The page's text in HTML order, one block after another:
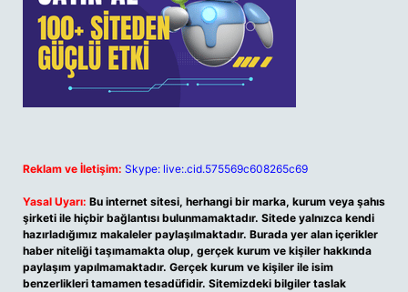
Reklam ve İletişim: Skype: live:.cid.575569c608265c69
Yasal Uyarı: Bu internet sitesi, herhangi bir marka, kurum veya şahıs
şirketi ile hiçbir bağlantısı bulunmamaktadır. Sitede yalnızca kendi
hazırladığımız makaleler paylaşılmaktadır. Burada yer alan içerikler
haber niteliği taşımamakta olup, gerçek kurum ve kişiler hakkında
paylaşım yapılmamaktadır. Gerçek kurum ve kişiler ile isim
benzerlikleri tamamen tesadüfidir. Sitemizdeki bilgiler taslak